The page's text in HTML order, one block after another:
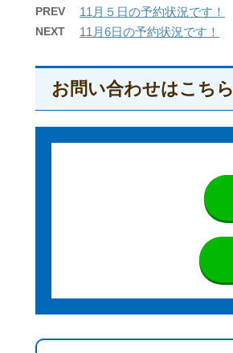
PREV 11月５日の予約状況です！
NEXT 11月6日の予約状況です！
お問い合わせはこちら